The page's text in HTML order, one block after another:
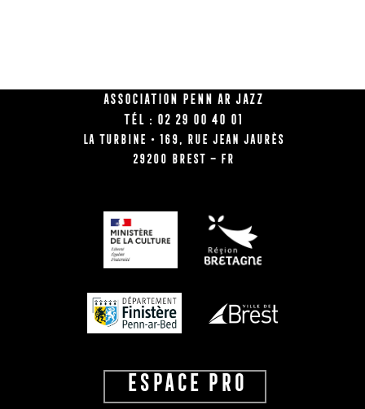
Association Penn Ar Jazz
Tél : 02 29 00 40 01
La Turbine • 169, rue Jean Jaurès
29200 BREST – FR
ESPACE PRO